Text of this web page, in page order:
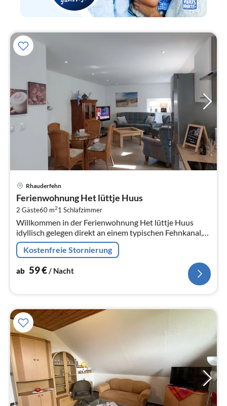
Rhauderfehn
Ferienwohnung Het lüttje Huus
2 Gäste60 m21 Schlafzimmer
Willkommen in der Ferienwohnung Het lüttje Huus 
idyllisch gelegen direkt an einem typischen Fehnkanal,
dem Rajen-Kanal.
Kostenfreie Stornierung
ab 59€/ Nacht